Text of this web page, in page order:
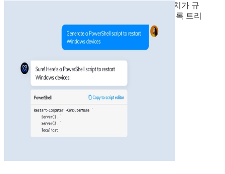
엔드포인트가 정책을 준수하도록 합니다. 장치가 규
정을 준수하지 않을 때 즉시 규정을 적용하도록 트리
거를 설정합니다.